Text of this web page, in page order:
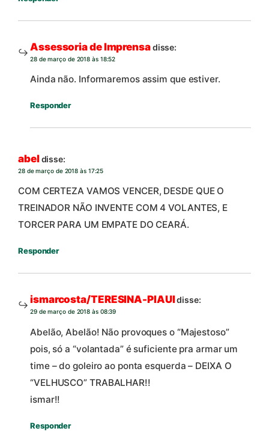
Assessoria de Imprensadisse:
28 de março de 2018 às 18:52
Ainda não. Informaremos assim que estiver.
Responder
abeldisse:
28 de março de 2018 às 17:25
COM CERTEZA VAMOS VENCER, DESDE QUE O
TREINADOR NÃO INVENTE COM 4 VOLANTES, E
TORCER PARA UM EMPATE DO CEARÁ.
Responder
ismarcosta/TERESINA-PIAUIdisse:
29 de março de 2018 às 08:39
Abelão, Abelão! Não provoques o “Majestoso”
pois, só a “volantada” é suficiente pra armar um
time – do goleiro ao ponta esquerda – DEIXA O
“VELHUSCO” TRABALHAR!!
ismar!!
Responder